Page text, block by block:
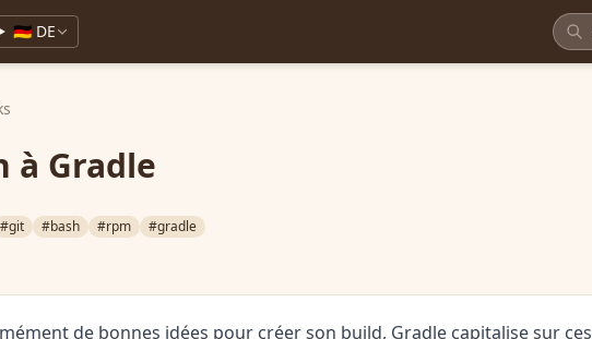
🇩🇪 DE
Gradle
#git #bash #rpm #gradle
de bonnes idées pour créer son build, Gradle capitalise sur ces